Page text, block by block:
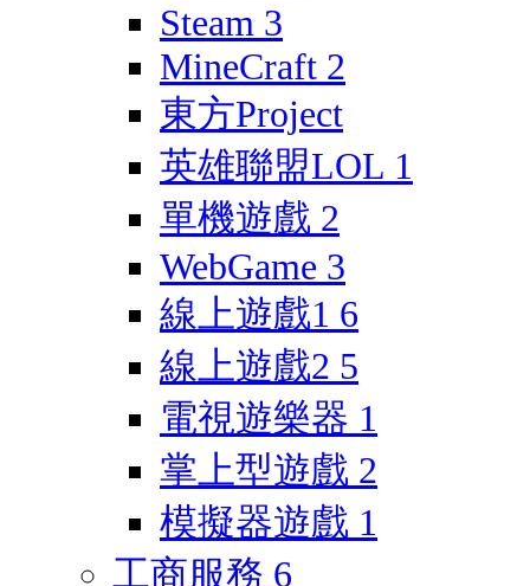
Steam 3
MineCraft 2
東方Project
英雄聯盟LOL 1
單機遊戲 2
WebGame 3
線上遊戲1 6
線上遊戲2 5
電視遊樂器 1
掌上型遊戲 2
模擬器遊戲 1
工商服務 6